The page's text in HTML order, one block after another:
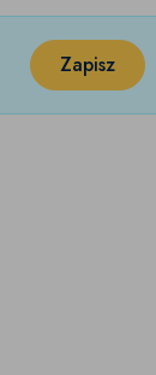
Zapisz